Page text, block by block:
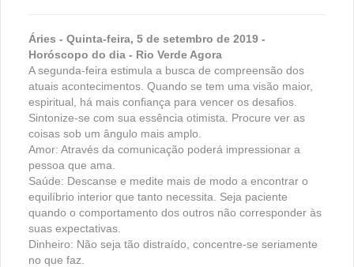
Áries - Quinta-feira, 5 de setembro de 2019 -
Horóscopo do dia - Rio Verde Agora
A segunda-feira estimula a busca de compreensão dos
atuais acontecimentos. Quando se tem uma visão maior,
espiritual, há mais confiança para vencer os desafios.
Sintonize-se com sua essência otimista. Procure ver as
coisas sob um ângulo mais amplo.
Amor: Através da comunicação poderá impressionar a
pessoa que ama.
Saúde: Descanse e medite mais de modo a encontrar o
equilíbrio interior que tanto necessita. Seja paciente
quando o comportamento dos outros não corresponder às
suas expectativas.
Dinheiro: Não seja tão distraído, concentre-se seriamente
no que faz.